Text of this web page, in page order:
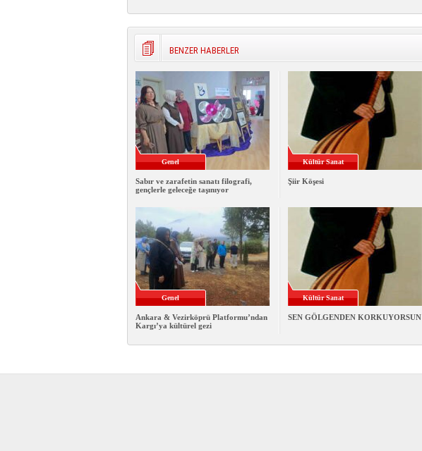
BENZER HABERLER
Genel
Sabır ve zarafetin sanatı filografi,
gençlerle geleceğe taşınıyor
Kültür Sanat
Şiir Köşesi
Genel
Ankara & Vezirköprü Platformu’ndan
Kargı’ya kültürel gezi
Kültür Sanat
SEN GÖLGENDEN KORKUYORSUN